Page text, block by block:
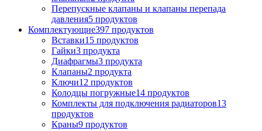
Перепускные клапаны и клапаны перепада
давления5 продуктов
Комплектующие397 продуктов
Вставки15 продуктов
Гайки3 продукта
Диафрагмы3 продукта
Клапаны2 продукта
Ключи12 продуктов
Колодцы погружные14 продуктов
Комплекты для подключения радиаторов13
продуктов
Краны9 продуктов